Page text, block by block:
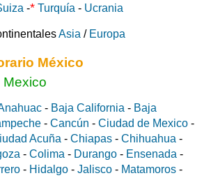
-* Turquía - Ucrania
Asia / Europa
México
- Baja California - Baja
- Cancún - Ciudad de Mexico -
Acuña - Chiapas - Chihuahua -
- Colima - Durango - Ensenada -
- Hidalgo - Jalisco - Matamoros -